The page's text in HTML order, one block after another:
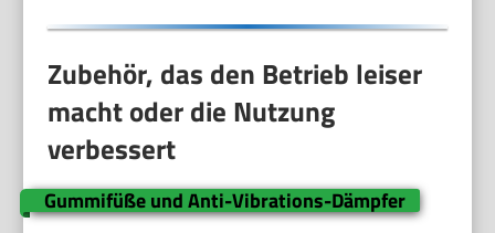
Zubehör, das den Betrieb leiser
macht oder die Nutzung
verbessert
Gummifüße und Anti-Vibrations-Dämpfer